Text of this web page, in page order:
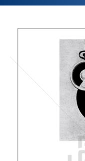
Einst und Heute
Marken